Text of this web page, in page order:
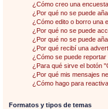
¿Cómo creo una
¿Por qué no se puede
¿Cómo edito o borro una
¿Por qué no se puede
¿Por qué no se puede
¿Por qué recibí una
¿Cómo se puede
¿Para qué sirve el botón
¿Por qué mis mensajes
¿Cómo hago para
Formatos y tipos de temas